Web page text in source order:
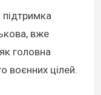
вже
головна
воєнних цілей.